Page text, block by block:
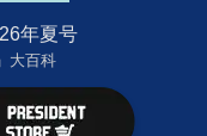
年夏号
大百科